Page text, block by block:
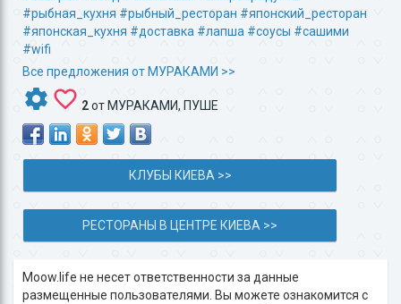
#рыбная_кухня #рыбный_ресторан #японский_ресторан
#японская_кухня #доставка #лапша #соусы #сашими
#wifi
Все предложения от МУРАКАМИ >>
2от МУРАКАМИ, ПУШЕ
КЛУБЫ КИЕВА >>
РЕСТОРАНЫ В ЦЕНТРЕ КИЕВА >>
Moow.life не несет ответственности за данные
размещенные пользователями. Вы можете ознакомится с